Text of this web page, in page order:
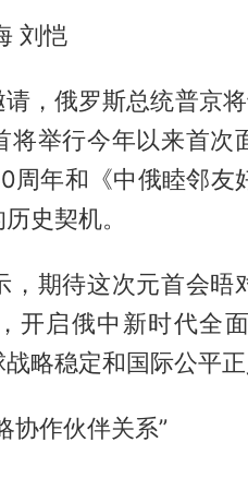
刘恺
，俄罗斯总统普京
将举行今年以来首次
周年和《中俄睦邻友
史契机。
，期待这次元首会晤
开启俄中新时代全
略稳定和国际公平正
协作伙伴关系”